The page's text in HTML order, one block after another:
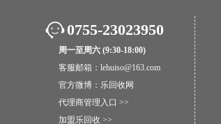
0755-23023950
周一至周六 (9:30-18:00)
客服邮箱：lehuiso@163.com
官方微博： 乐回收网
代理商管理入口 >>
加盟乐回收 >>